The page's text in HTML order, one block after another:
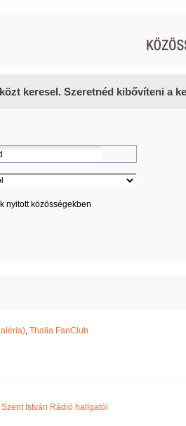
keresel. Szeretnéd kibővíteni a
nyitott közösségekben
, Thalia FanClub
Szent István Rádió hallgatói